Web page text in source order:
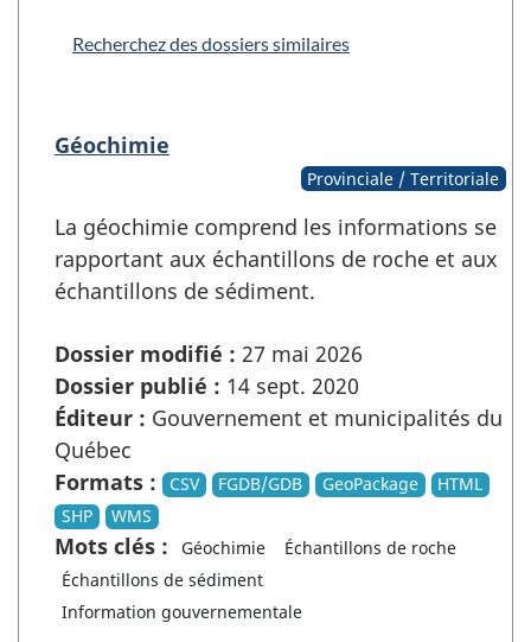
Recherchez des dossiers similaires
Géochimie
Provinciale / Territoriale
La géochimie comprend les informations se
rapportant aux échantillons de roche et aux
échantillons de sédiment.
Dossier modifié : 27 mai 2026
Dossier publié : 14 sept. 2020
Éditeur : Gouvernement et municipalités du
Québec
Formats :
CSV FGDB/GDB GeoPackage
HTML
SHP
WMS
Mots clés : Géochimie
Échantillons de roche
Échantillons de sédiment
Information gouvernementale